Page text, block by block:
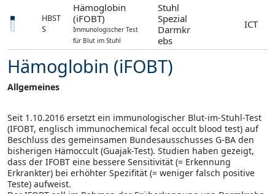
HBST
S
Hämoglobin
(iFOBT)
Immunologischer Test
für Blut im Stuhl
Stuhl
Spezial
Darmkr
ebs
ICT
Hämoglobin (iFOBT)
Allgemeines
Seit 1.10.2016 ersetzt ein immunologischer Blut-im-Stuhl-Test
(IFOBT, englisch immunochemical fecal occult blood test) auf
Beschluss des gemeinsamen Bundesausschusses G-BA den
bisherigen Hämoccult (Guajak-Test). Studien haben gezeigt,
dass der IFOBT eine bessere Sensitivität (= Erkennung
Erkrankter) bei erhöhter Spezifität (= weniger falsch positive
Teste) aufweist.